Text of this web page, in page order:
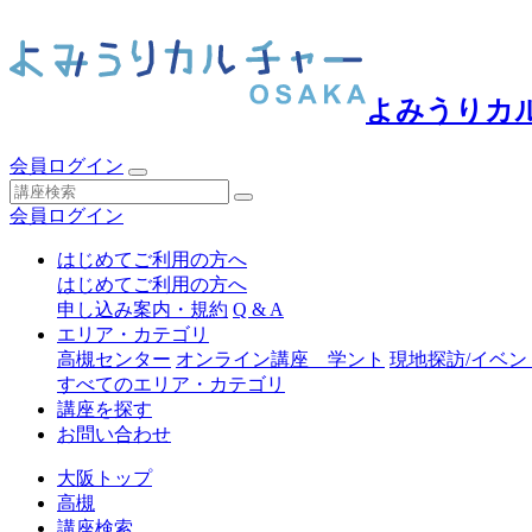
よみうりカ
会員ログイン
会員ログイン
はじめてご利用の方へ
はじめてご利用の方へ
申し込み案内・規約 Q & A
エリア・カテゴリ
高槻センター オンライン講座 学ント 現地探訪/イベン
すべてのエリア・カテゴリ
講座を探す
お問い合わせ
大阪トップ
高槻
講座検索